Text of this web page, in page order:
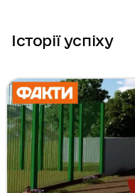
Історії успіху